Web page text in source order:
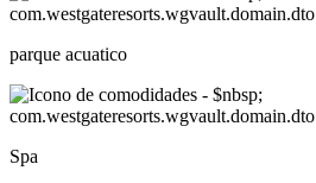
parque acuatico
Spa